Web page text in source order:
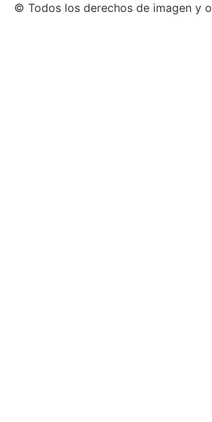
© Todos los derechos de imagen y